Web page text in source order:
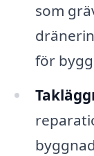
som
för